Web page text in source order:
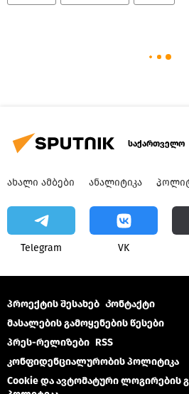
საქართველო
ᲐᲮᲐᲚᲘ ᲐᲛᲑᲔᲑᲘ ᲐᲜᲐᲚᲘᲢᲘᲙᲐ
Telegram VK
პროექტის შესახებ Კონტაქტი
მასალების გამოყენების წესები
პრეს-რელიზები RSS
კონფიდენციალურობის პოლიტიკა
Cookie და ავტომატური ლოგირების